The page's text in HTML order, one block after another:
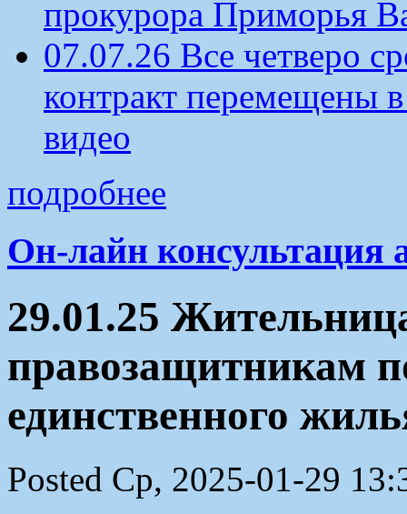
прокурора Приморья
07.07.26 Все четверо
контракт перемещены
видео
подробнее
Он-лайн консультация
29.01.25
правозащитникам
единственного
Posted Ср, 2025-01-29